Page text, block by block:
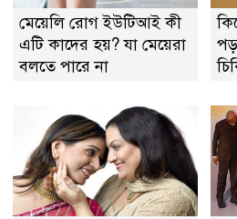
মেয়েলি রোগ ইউটিআই কী
এটি কাদের হয়? যা মেয়েরা
বলতে পারে না